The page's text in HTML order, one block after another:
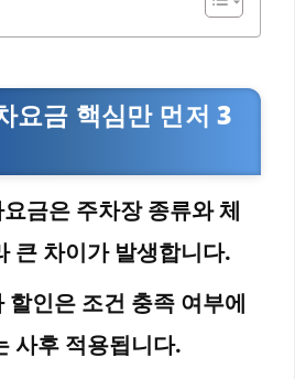
요금 핵심만 먼저 3
금은 주차장 종류와 체
큰 차이가 발생합니다.
할인은 조건 충족 여부에
사후 적용됩니다.